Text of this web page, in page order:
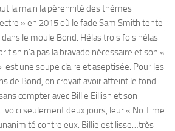
la main la pérennité des thèmes
» en 2015 où le fade Sam Smith tente
le moule Bond. Hélas trois fois hélas
n’a pas la bravado nécessaire et son «
est une soupe claire et aseptisée. Pour les
de Bond, on croyait avoir atteint le fond.
compter avec Billie Eillish et son
voici seulement deux jours, leur « No Time
contre eux. Billie est lisse…très